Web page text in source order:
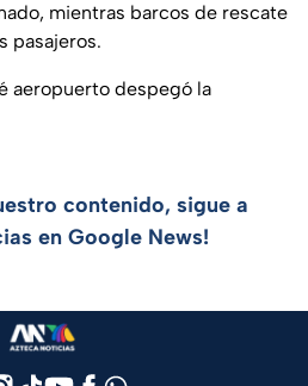
mientras barcos de rescate
pasajeros.
aeropuerto despegó la
contenido, sigue a
en Google News!